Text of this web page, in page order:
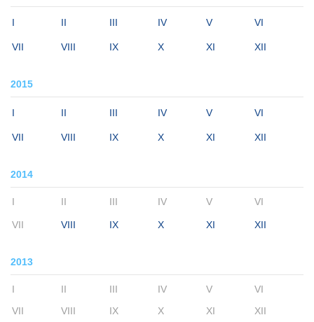
I II III IV V VI
VII VIII IX X XI XII
2015
I II III IV V VI
VII VIII IX X XI XII
2014
I II III IV V VI
VII VIII IX X XI XII
2013
I II III IV V
VI
VII
VIII IX X XI XII